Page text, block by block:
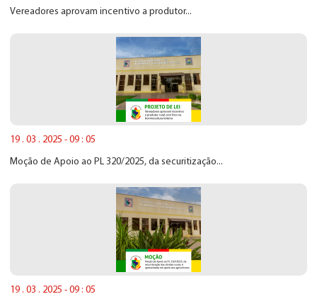
Vereadores aprovam incentivo a produtor...
19 . 03 . 2025 - 09 : 05
Moção de Apoio ao PL 320/2025, da securitização...
19 . 03 . 2025 - 09 : 05